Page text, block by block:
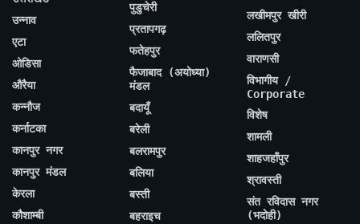
उन्नाव
एटा
ओडिसा
औरैया
कन्नौज
कर्नाटका
कानपुर नगर
कानपुर मंडल
केरला
कौशाम्बी
पुडुचेरी
प्रतापगढ़
फतेहपुर
फैजाबाद (अयोध्या)
मंडल
बदायूँ
बरेली
बलरामपुर
बलिया
बस्ती
बहराइच
लखीमपुर खीरी
ललितपुर
वाराणसी
विभागीय /
Corporate
विशेष
शामली
शाहजहाँपुर
श्रावस्ती
संत रविदास नगर
(भदोही)